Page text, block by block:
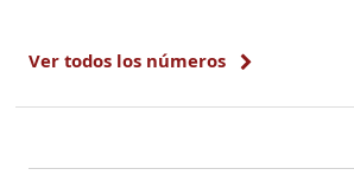
Ver todos los números